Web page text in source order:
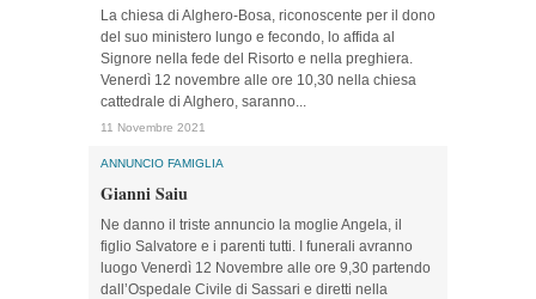
La chiesa di Alghero-Bosa, riconoscente per il dono
del suo ministero lungo e fecondo, lo affida al
Signore nella fede del Risorto e nella preghiera.
Venerdì 12 novembre alle ore 10,30 nella chiesa
cattedrale di Alghero, saranno...
11 Novembre 2021
ANNUNCIO FAMIGLIA
Gianni Saiu
Ne danno il triste annuncio la moglie Angela, il
figlio Salvatore e i parenti tutti. I funerali avranno
luogo Venerdì 12 Novembre alle ore 9,30 partendo
dall’Ospedale Civile di Sassari e diretti nella